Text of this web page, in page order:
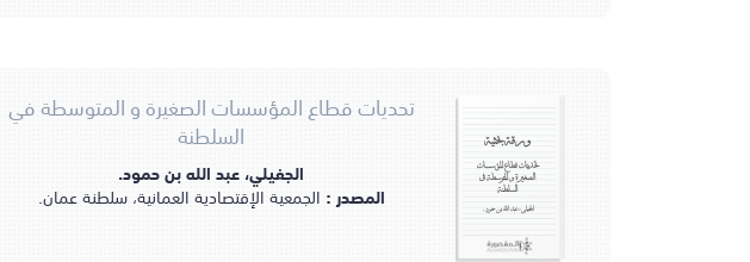
ورقة بحثية
تحديات قطاع المؤسسات
الصغيرة و المتوسطة في
السلطنة
الجفيلي، عبد الله بن حمود.
تحديات قطاع المؤسسات الصغيرة و المتوسطة في
السلطنة
الجفيلي، عبد الله بن حمود.
المصدر : الجمعية الإقتصادية العمانية، سلطنة عمان.